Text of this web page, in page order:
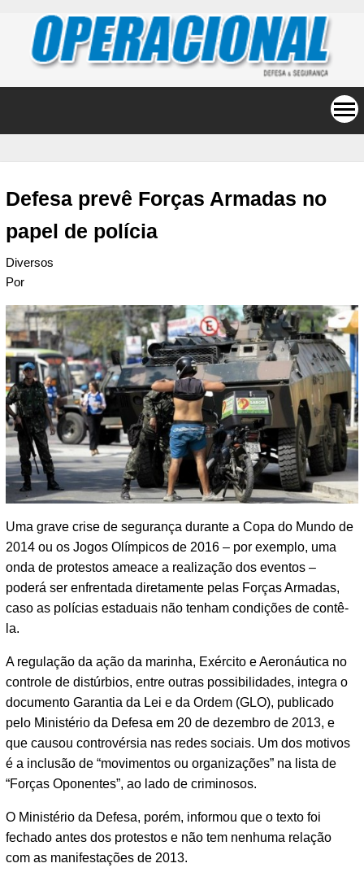
Defesa prevê Forças Armadas no
papel de polícia
Diversos
Por
Uma grave crise de segurança durante a Copa do Mundo de
2014 ou os Jogos Olímpicos de 2016 – por exemplo, uma
onda de protestos ameace a realização dos eventos –
poderá ser enfrentada diretamente pelas Forças Armadas,
caso as polícias estaduais não tenham condições de contê-
la.
A regulação da ação da marinha, Exército e Aeronáutica no
controle de distúrbios, entre outras possibilidades, integra o
documento Garantia da Lei e da Ordem (GLO), publicado
pelo Ministério da Defesa em 20 de dezembro de 2013, e
que causou controvérsia nas redes sociais. Um dos motivos
é a inclusão de “movimentos ou organizações” na lista de
“Forças Oponentes”, ao lado de criminosos.
O Ministério da Defesa, porém, informou que o texto foi
fechado antes dos protestos e não tem nenhuma relação
com as manifestações de 2013.